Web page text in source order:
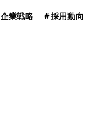
企業戦略 ＃採用動向